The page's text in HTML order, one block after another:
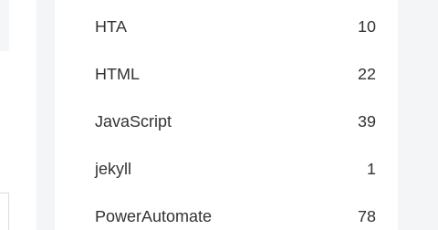
HTA 10
HTML 22
JavaScript 39
jekyll 1
PowerAutomate 78